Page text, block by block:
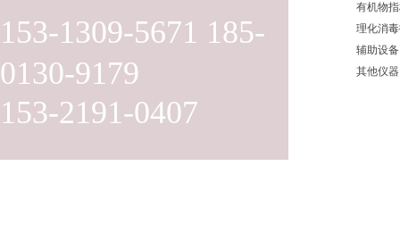
153-1309-5671 185-
0130-9179
153-2191-0407
有机物
理化消
辅助设备
其他仪器